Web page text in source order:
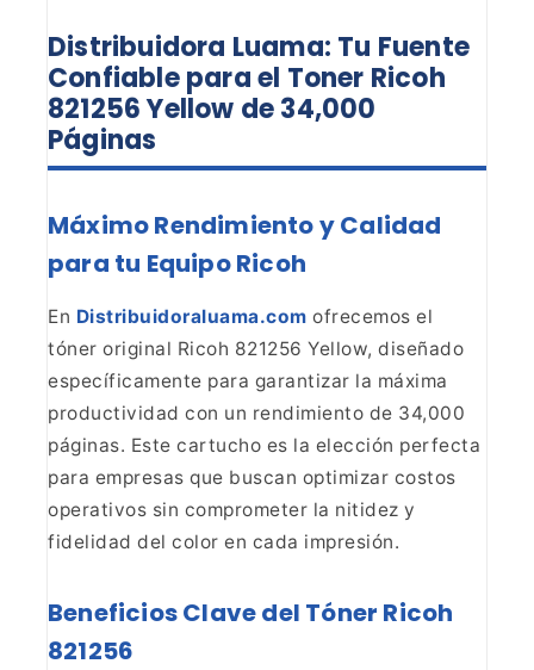
Distribuidora Luama: Tu Fuente
Confiable para el Toner Ricoh
821256 Yellow de 34,000
Páginas
Máximo Rendimiento y Calidad
para tu Equipo Ricoh
En Distribuidoraluama.com ofrecemos el
tóner original Ricoh 821256 Yellow, diseñado
específicamente para garantizar la máxima
productividad con un rendimiento de 34,000
páginas. Este cartucho es la elección perfecta
para empresas que buscan optimizar costos
operativos sin comprometer la nitidez y
fidelidad del color en cada impresión.
Beneficios Clave del Tóner Ricoh
821256